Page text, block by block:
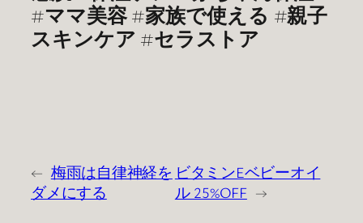
#ママ美容 #家族で使える #親子
スキンケア #セラストア
← 梅雨は自律神経を
ダメにする
ビタミンEベビーオイ
ル 25%OFF →